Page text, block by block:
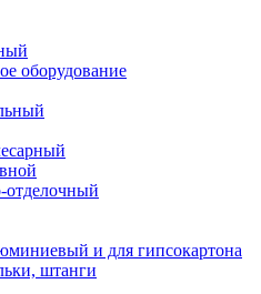
оборудование
и для гипсокартона
штанги